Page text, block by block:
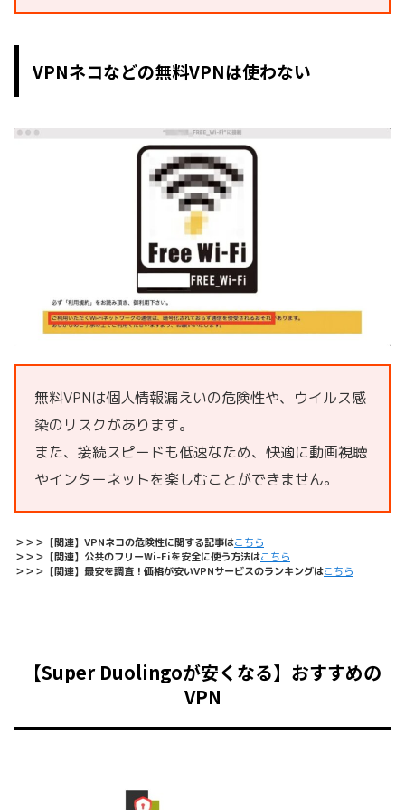
VPNネコなどの無料VPNは使わない
無料VPNは個人情報漏えいの危険性や、ウイルス感
染のリスクがあります。
また、接続スピードも低速なため、快適に動画視聴
やインターネットを楽しむことができません。
＞＞＞【関連】VPNネコの危険性に関する記事はこちら
＞＞＞【関連】公共のフリーWi-Fiを安全に使う方法はこちら
＞＞＞【関連】最安を調査！価格が安いVPNサービスのランキングはこちら
【Super Duolingoが安くなる】おすすめの
VPN